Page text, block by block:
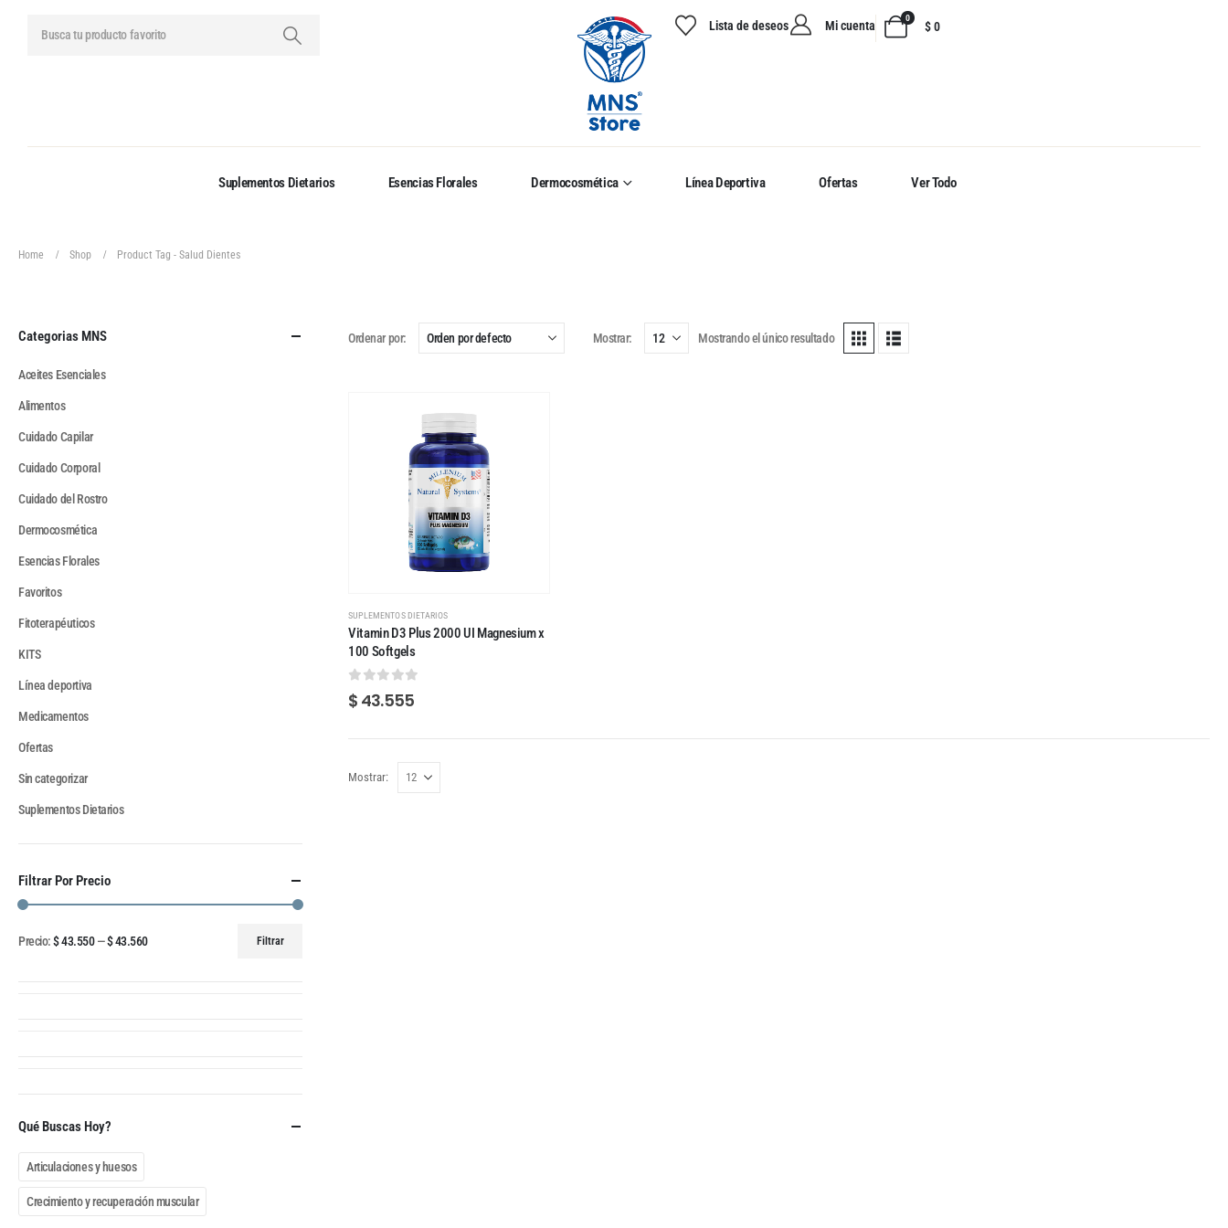
Lista de deseos Mi cuenta
0
$0
Suplementos Dietarios Esencias Florales Dermocosmética Línea Deportiva Ofertas Ver Todo
Home Shop Product Tag - Salud Dientes
Ordenar por: Mostrar: Mostrando el único resultado
SUPLEMENTOS DIETARIOS
Vitamin D3 Plus 2000 UI Magnesium x
100 Softgels
0 out of 5
$ 43.555
Mostrar:
Categorias MNS
Aceites Esenciales
Alimentos
Cuidado Capilar
Cuidado Corporal
Cuidado del Rostro
Dermocosmética
Esencias Florales
Favoritos
Fitoterapéuticos
KITS
Línea deportiva
Medicamentos
Ofertas
Sin categorizar
Suplementos Dietarios
Filtrar Por Precio
Filtrar
Precio:$ 43.550—$ 43.560
Qué Buscas Hoy?
Articulaciones y huesos
Crecimiento y recuperación muscular